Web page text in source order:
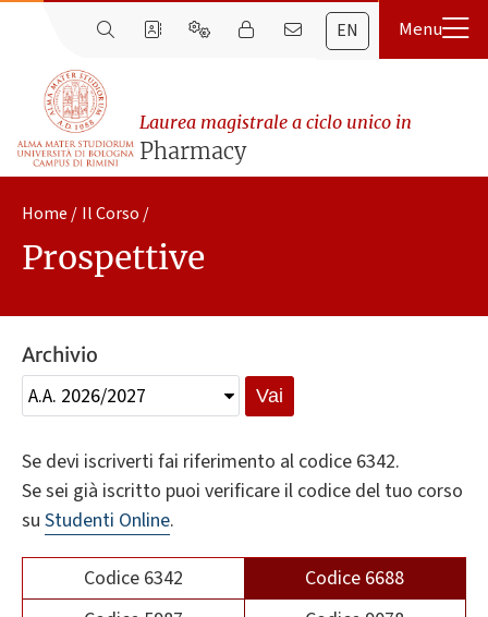
EN
Laurea magistrale a ciclo unico in
Pharmacy
Home Il Corso
Prospettive
Se devi iscriverti fai riferimento al codice 6342.
Se sei già iscritto puoi verificare il codice del tuo corso
su Studenti Online.
Codice 6342
Codice 6688
Archivio
Vai